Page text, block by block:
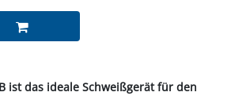
ist das ideale Schweißgerät für den